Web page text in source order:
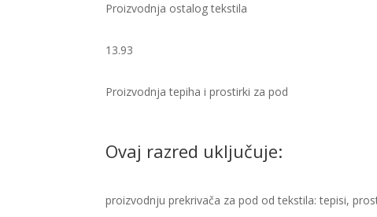
Proizvodnja ostalog tekstila
13.93
Proizvodnja tepiha i prostirki za pod ​
Ovaj razred uključuje:
proizvodnju prekrivača za pod od tekstila: tepisi,